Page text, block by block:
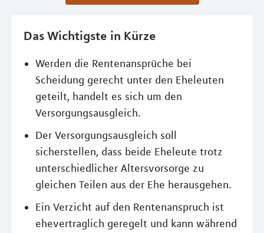
Das Wichtigste in Kürze
Werden die Rentenansprüche bei
Scheidung gerecht unter den Eheleuten
geteilt, handelt es sich um den
Versorgungsausgleich.
Der Versorgungsausgleich soll
sicherstellen, dass beide Eheleute trotz
unterschiedlicher Altersvorsorge zu
gleichen Teilen aus der Ehe herausgehen.
Ein Verzicht auf den Rentenanspruch ist
ehevertraglich geregelt und kann während